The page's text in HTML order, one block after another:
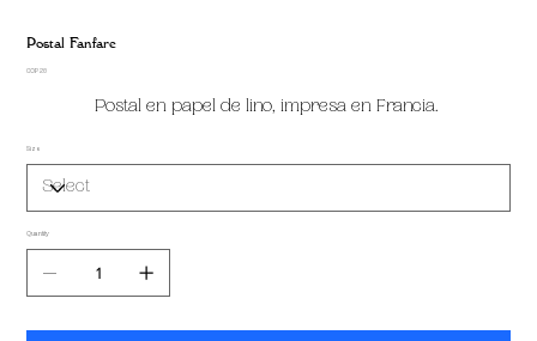
Postal Fanfare
Price
COP 20
Postal en papel de lino, impresa en Francia.
Size
Quantity